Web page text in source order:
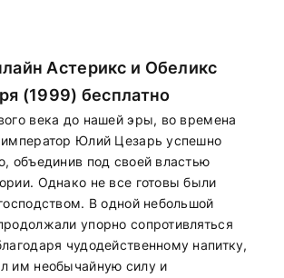
Астерикс и Обеликс
(1999) бесплатно
века до нашей эры, во времена
Юлий Цезарь успешно
объединив под своей властью
Однако не все готовы были
В одной небольшой
упорно сопротивляться
чудодейственному напитку,
им необычайную силу и